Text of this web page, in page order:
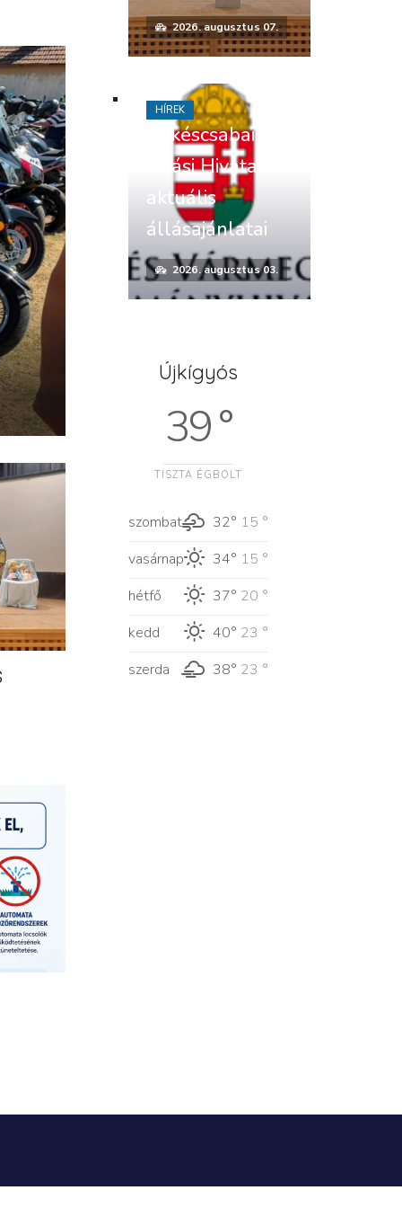
2026. augusztus 07.
Békéscsabai
Járási Hivatal
aktuális
állásajánlatai
2026. augusztus 03.
HÍREK
Újkígyós
39 °
TISZTA ÉGBOLT
szombat 32° 15 °
vasárnap
34° 15 °
hétfő
37° 20 °
kedd
40° 23 °
szerda
38° 23 °